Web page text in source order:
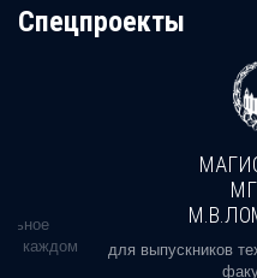
Cпецпроекты
в каждом
для выпускников